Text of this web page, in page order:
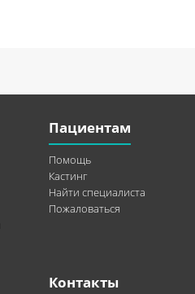
Пациентам
Помощь
Кастинг
Найти специалиста
Пожаловаться
Контакты